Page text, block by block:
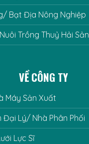
Bạt Địa Nông Nghiệp
Trồng Thuỷ Hải Sản
VỀ CÔNG TY
Máy Sản Xuất
Lý/ Nhà Phân Phối
Lực Sĩ